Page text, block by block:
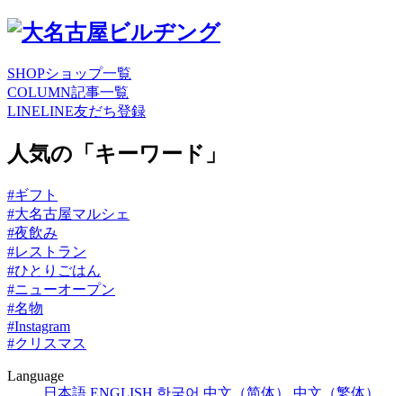
SHOPショップ一覧
COLUMN記事一覧
LINELINE友だち登録
人気の「キーワード」
#ギフト
#大名古屋マルシェ
#夜飲み
#レストラン
#ひとりごはん
#ニューオープン
#名物
#Instagram
#クリスマス
Language
日本語 ENGLISH 한국어 中文（简体） 中文（繁体）